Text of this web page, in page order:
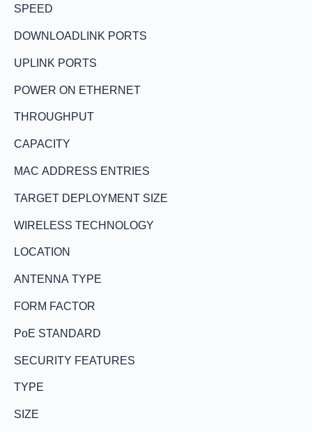
SPEED
DOWNLOADLINK PORTS
UPLINK PORTS
POWER ON ETHERNET
THROUGHPUT
CAPACITY
MAC ADDRESS ENTRIES
TARGET DEPLOYMENT SIZE
WIRELESS TECHNOLOGY
LOCATION
ANTENNA TYPE
FORM FACTOR
PoE STANDARD
SECURITY FEATURES
TYPE
SIZE